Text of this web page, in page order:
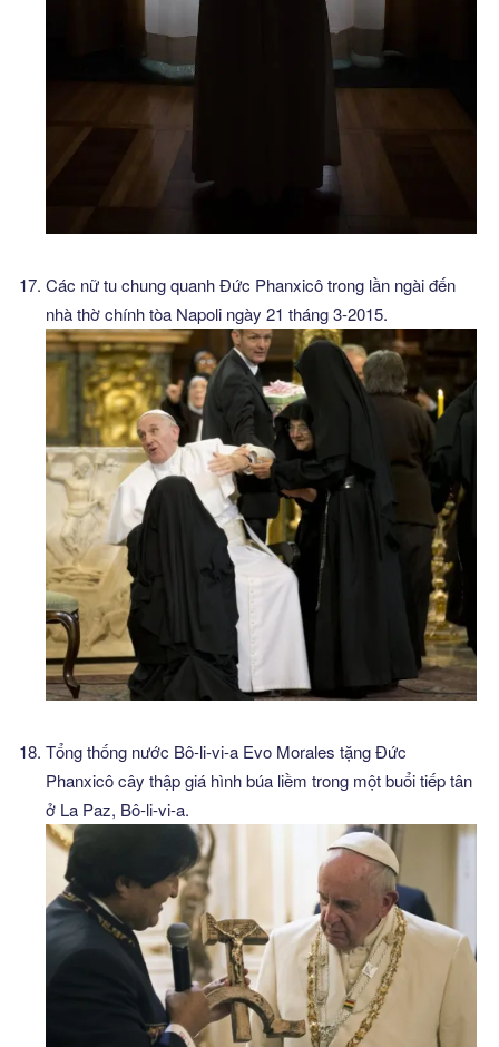
Các nữ tu chung quanh Đức Phanxicô trong lần ngài đến
nhà thờ chính tòa Napoli ngày 21 tháng 3-2015.
Tổng thống nước Bô-li-vi-a Evo Morales tặng Đức
Phanxicô cây thập giá hình búa liềm trong một buổi tiếp tân
ở La Paz, Bô-li-vi-a.